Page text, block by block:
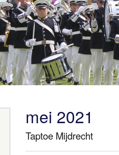
mei 2021
Taptoe Mijdrecht